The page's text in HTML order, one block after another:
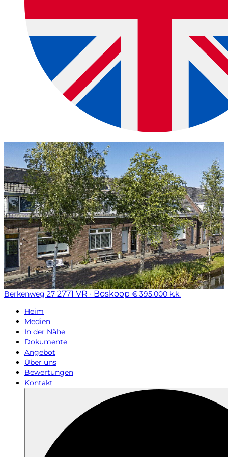
Berkenweg 27 2771 VR · Boskoop € 395.000 k.k.
Heim
Medien
In der Nähe
Dokumente
Angebot
Über uns
Bewertungen
Kontakt